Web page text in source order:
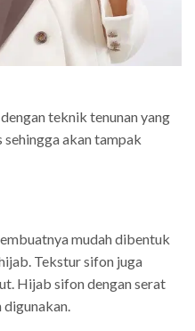
teknik tenunan yang
akan tampak
mudah dibentuk
Tekstur sifon juga
Hijab sifon dengan serat
digunakan.